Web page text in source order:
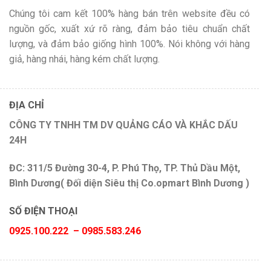
Chúng tôi cam kết 100% hàng bán trên website đều có
nguồn gốc, xuất xứ rõ ràng, đảm bảo tiêu chuẩn chất
lượng, và đảm bảo giống hình 100%. Nói không với hàng
giả, hàng nhái, hàng kém chất lượng.
ĐỊA CHỈ
CÔNG TY TNHH TM DV QUẢNG CÁO VÀ KHẮC DẤU
24H
ĐC: 311/5 Đường 30-4, P. Phú Thọ, TP. Thủ Dầu Một,
Bình Dương( Đối diện Siêu thị Co.opmart Bình Dương )
SỐ ĐIỆN THOẠI
0925.100.222 – 0985.583.246